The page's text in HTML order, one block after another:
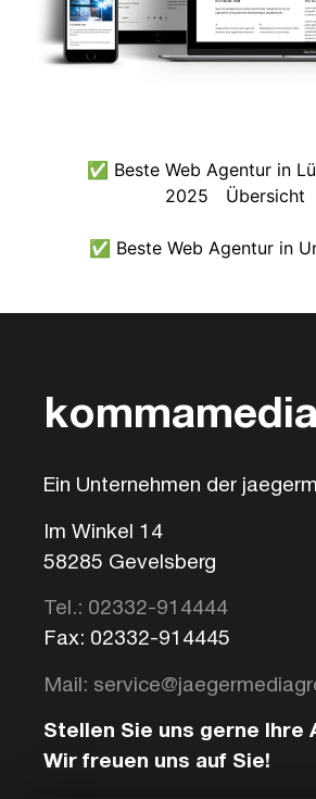
✅ Beste Web Agentur in
2025
Übersicht
✅ Beste Web Agentur in
kommamedia
Ein Unternehmen der
Im Winkel 14
58285 Gevelsberg
Tel.: 02332-914444
Fax: 02332-914445
Mail:
Stellen Sie uns gerne Ihre
Wir freuen uns auf Sie!